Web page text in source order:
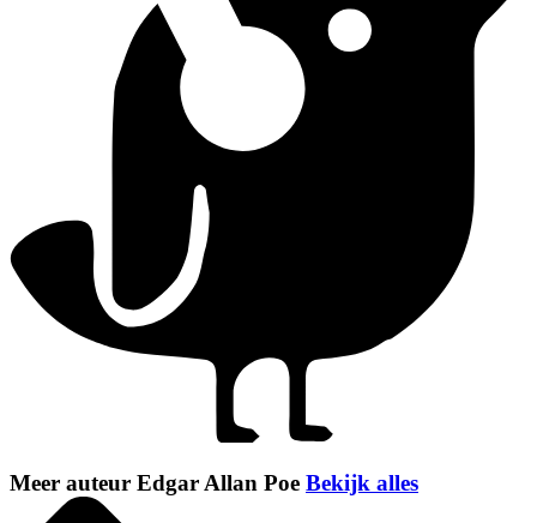
Meer auteur Edgar Allan Poe Bekijk alles